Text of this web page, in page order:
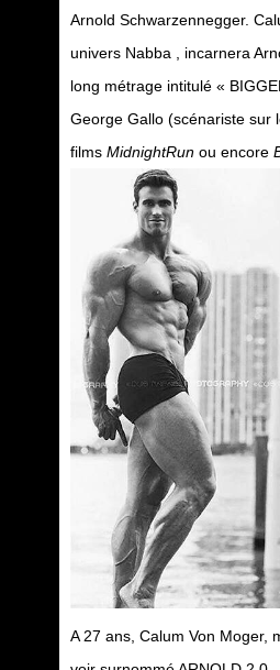
Arnold Schwarzennegger.
univers Nabba , incarnera
long métrage intitulé «
George Gallo (scénariste sur
films MidnightRun ou encore
A 27 ans, Calum Von Moger,